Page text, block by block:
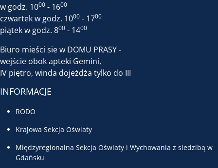
w godz. 1000 - 1600
czwartek w godz. 1000 - 1700
piątek w godz. 800 - 1400
Biuro mieści sie w DOMU PRASY -
wejście obok apteki Gemini,
IV piętro, winda dojeżdża tylko do III
INFORMACJE
RODO
Krajowa Sekcja Oświaty
Międzyregionalna Sekcja Oświaty i Wychowania z siedzibą w
Gdańsku